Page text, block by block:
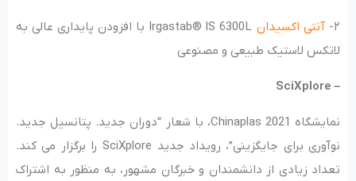
۲- آنتی اکسیدان
Irgastab® IS 6300L با افزودن پایداری عالی به
لاتکس لاستیک طبیعی و مصنوعی
– SciXplore
نمایشگاه Chinaplas 2021، با شعار “دوران جدید. پتانسیل جدید.
نوآوری برای جایگزینی”، رویداد جدید SciXplore را برگزار می کند.
تعداد زیادی از دانشمندان و خبرگان مشهور، به منظور به اشتراک